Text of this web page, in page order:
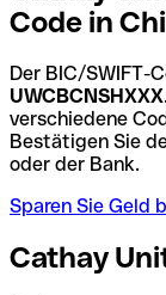
Code in
Der BIC/SWIFT-
UWCBCNSHXXX
verschiedene
Bestätigen Sie
oder der Bank.
Sparen Sie Geld
Cathay